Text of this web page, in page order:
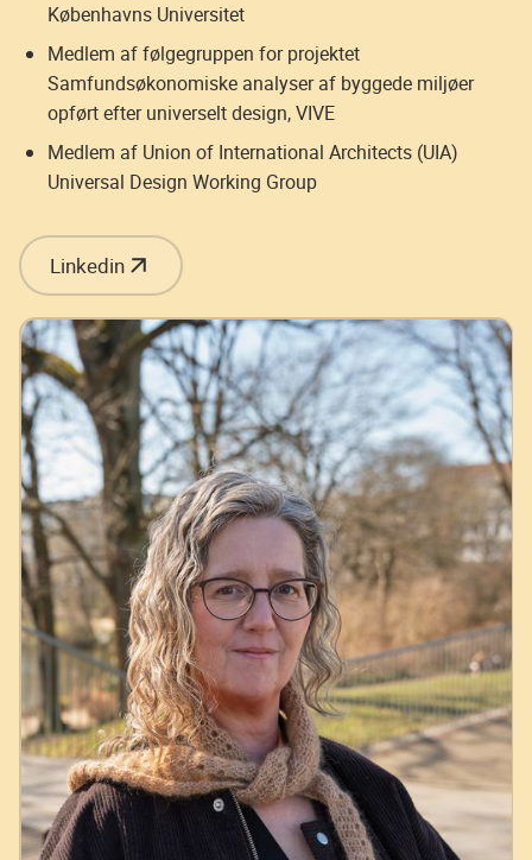
Københavns Universitet
Medlem af følgegruppen for projektet
Samfundsøkonomiske analyser af byggede miljøer
opført efter universelt design, VIVE
Medlem af Union of International Architects (UIA)
Universal Design Working Group
Linkedin